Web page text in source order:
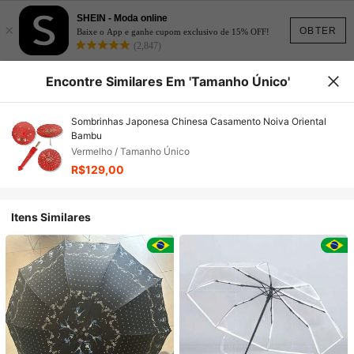
OBTER
×
SHEIN - Moda online
Baixe o App e ganhe cupom exclusivo de 15% OFF!
(2,847)
Encontre Similares Em 'Tamanho Único'
Sombrinhas Japonesa Chinesa Casamento Noiva Oriental
Bambu
Vermelho / Tamanho Único
R$129,00
Itens Similares